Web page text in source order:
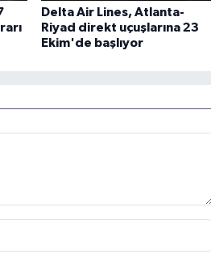
Delta Air Lines, Atlanta-
Riyad direkt uçuşlarına 23
Ekim'de başlıyor